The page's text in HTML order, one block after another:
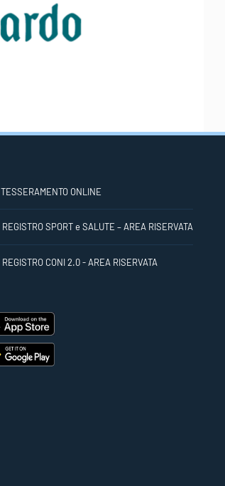
TESSERAMENTO ONLINE
REGISTRO SPORT e SALUTE – AREA RISERVATA
REGISTRO CONI 2.0 - AREA RISERVATA